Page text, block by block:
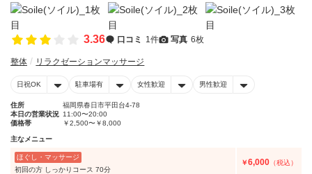
3.36 口コミ 1件 写真 6枚
整体 リラクゼーションマッサージ
日祝OK 駐車場有 女性歓迎 男性歓迎
住所
福岡県春日市平田台4-78
本日の営業状況 11:00〜20:00
価格帯
￥2,500〜￥8,000
主なメニュー
ほぐし・マッサージ
初回の方 しっかりコース 70分
￥6,000 （税込）